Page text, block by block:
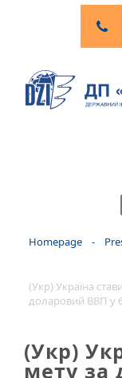
Homepage -
(Укр) Україна
доларовий ВВП у
(Укр)
мету за